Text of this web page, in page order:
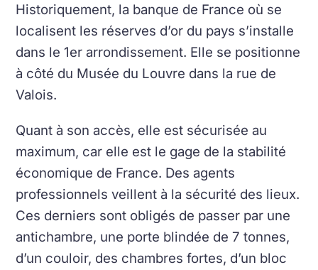
Historiquement, la banque de France où se
localisent les réserves d’or du pays s’installe
dans le 1er arrondissement. Elle se positionne
à côté du Musée du Louvre dans la rue de
Valois.
Quant à son accès, elle est sécurisée au
maximum, car elle est le gage de la stabilité
économique de France. Des agents
professionnels veillent à la sécurité des lieux.
Ces derniers sont obligés de passer par une
antichambre, une porte blindée de 7 tonnes,
d’un couloir, des chambres fortes, d’un bloc